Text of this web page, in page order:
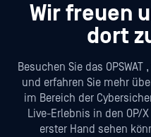
Wir freuen
dort
Besuchen Sie das
und erfahren Sie mehr
im Bereich der
Live-Erlebnis in den OP/
erster Hand sehen